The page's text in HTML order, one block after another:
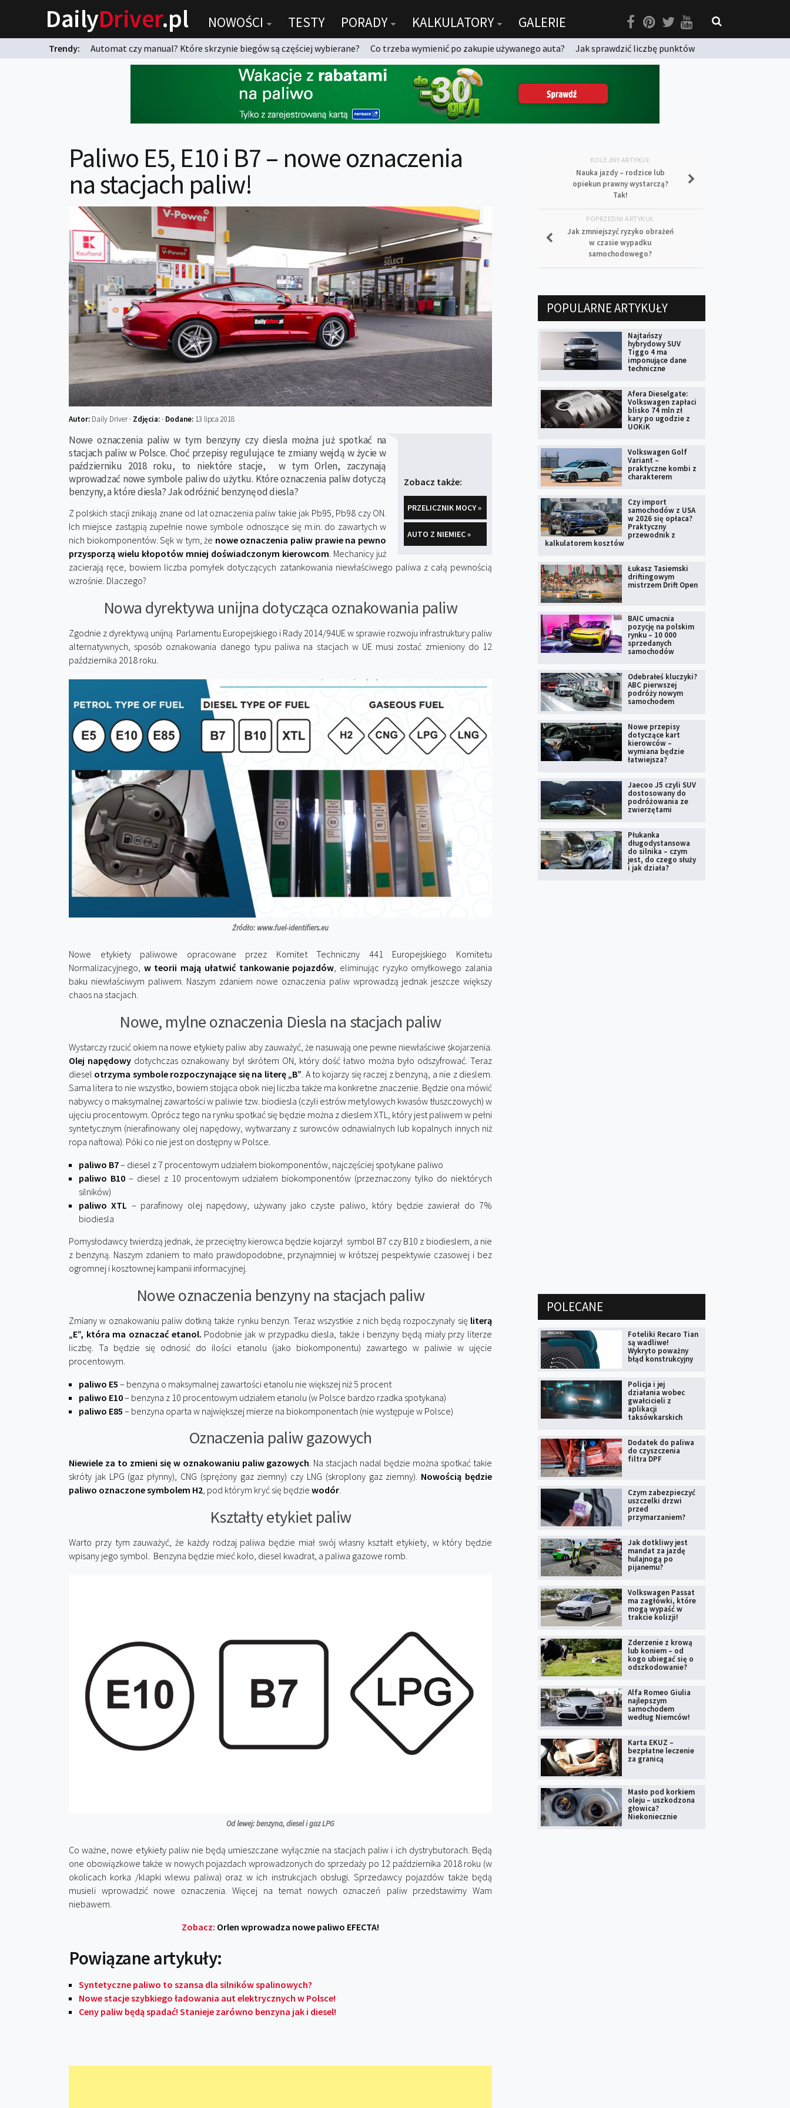
DailyDriver.pl NOWOŚCI TESTY PORADY KALKULATORY GALERIE
Trendy: Automat czy manual? Które skrzynie biegów są częściej wybierane? Co trzeba wymienić po zakupie używanego auta?
Jak sprawdzić liczbę punktów
Paliwo E5, E10 i B7 – nowe oznaczenia
na stacjach paliw!
Autor: Daily Driver · Zdjęcia: · Dodane: 13 lipca 2018
Zobacz także:
PRZELICZNIK MOCY »
AUTO Z NIEMIEC »
Nowe oznaczenia paliw w tym benzyny czy diesla można już spotkać na
stacjach paliw w Polsce. Choć przepisy regulujące te zmiany wejdą w życie w
październiku 2018 roku, to niektóre stacje, w tym Orlen, zaczynają
wprowadzać nowe symbole paliw do użytku. Które oznaczenia paliw dotyczą
benzyny, a które diesla? Jak odróżnić benzynę od diesla?
Z polskich stacji znikają znane od lat oznaczenia paliw takie jak Pb95, Pb98 czy ON.
Ich miejsce zastąpią zupełnie nowe symbole odnoszące się m.in. do zawartych w
nich biokomponentów. Sęk w tym, że nowe oznaczenia paliw prawie na pewno
przysporzą wielu kłopotów mniej doświadczonym kierowcom. Mechanicy już
zacierają ręce, bowiem liczba pomyłek dotyczących zatankowania niewłaściwego paliwa z całą pewnością
wzrośnie. Dlaczego?
Nowa dyrektywa unijna dotycząca oznakowania paliw
Zgodnie z dyrektywą unijną Parlamentu Europejskiego i Rady 2014/94UE w sprawie rozwoju infrastruktury paliw
alternatywnych, sposób oznakowania danego typu paliwa na stacjach w UE musi zostać zmieniony do 12
października 2018 roku.
Źródło: www.fuel-identifiers.eu
Nowe etykiety paliwowe opracowane przez Komitet Techniczny 441 Europejskiego Komitetu
Normalizacyjnego, w teorii mają ułatwić tankowanie pojazdów, eliminując ryzyko omyłkowego zalania
baku niewłaściwym paliwem. Naszym zdaniem nowe oznaczenia paliw wprowadzą jednak jeszcze większy
chaos na stacjach.
Nowe, mylne oznaczenia Diesla na stacjach paliw
Wystarczy rzucić okiem na nowe etykiety paliw aby zauważyć, że nasuwają one pewne niewłaściwe skojarzenia.
Olej napędowy dotychczas oznakowany był skrótem ON, który dość łatwo można było odszyfrować. Teraz
diesel otrzyma symbole rozpoczynające się na literę „B”. A to kojarzy się raczej z benzyną, a nie z dieslem.
Sama litera to nie wszystko, bowiem stojąca obok niej liczba także ma konkretne znaczenie. Będzie ona mówić
nabywcy o maksymalnej zawartości w paliwie tzw. biodiesla (czyli estrów metylowych kwasów tłuszczowych) w
ujęciu procentowym. Oprócz tego na rynku spotkać się będzie można z dieslem XTL, który jest paliwem w pełni
syntetycznym (nierafinowany olej napędowy, wytwarzany z surowców odnawialnych lub kopalnych innych niż
ropa naftowa). Póki co nie jest on dostępny w Polsce.
paliwo B7– diesel z 7 procentowym udziałem biokomponentów, najczęściej spotykane paliwo
paliwo B10– diesel z 10 procentowym udziałem biokomponentów (przeznaczony tylko do niektórych
silników)
paliwo XTL – parafinowy olej napędowy, używany jako czyste paliwo, który będzie zawierał do 7%
biodiesla
Pomysłodawcy twierdzą jednak, że przeciętny kierowca będzie kojarzył symbol B7 czy B10 z biodieslem, a nie
z benzyną. Naszym zdaniem to mało prawdopodobne, przynajmniej w krótszej pespektywie czasowej i bez
ogromnej i kosztownej kampanii informacyjnej.
Nowe oznaczenia benzyny na stacjach paliw
Zmiany w oznakowaniu paliw dotkną także rynku benzyn. Teraz wszystkie z nich będą rozpoczynały się literą
„E”, która ma oznaczać etanol. Podobnie jak w przypadku diesla, także i benzyny będą miały przy literze
liczbę. Ta będzie się odnosić do ilości etanolu (jako biokomponentu) zawartego w paliwie w ujęcie
procentowym.
paliwo E5 – benzyna o maksymalnej zawartości etanolu nie większej niż 5 procent
paliwo E10– benzyna z 10 procentowym udziałem etanolu (w Polsce bardzo rzadka spotykana)
paliwo E85 – benzyna oparta w największej mierze na biokomponentach (nie występuje w Polsce)
Oznaczenia paliw gazowych
Niewiele za to zmieni się w oznakowaniu paliw gazowych. Na stacjach nadal będzie można spotkać takie
skróty jak LPG (gaz płynny), CNG (sprężony gaz ziemny) czy LNG (skroplony gaz ziemny). Nowością będzie
paliwo oznaczone symbolem H2, pod którym kryć się będzie wodór.
Kształty etykiet paliw
Warto przy tym zauważyć, że każdy rodzaj paliwa będzie miał swój własny kształt etykiety, w który będzie
wpisany jego symbol. Benzyna będzie mieć koło, diesel kwadrat, a paliwa gazowe romb.
Od lewej: benzyna, diesel i gaz LPG
Co ważne, nowe etykiety paliw nie będą umieszczane wyłącznie na stacjach paliw i ich dystrybutorach. Będą
one obowiązkowe także w nowych pojazdach wprowadzonych do sprzedaży po 12 października 2018 roku (w
okolicach korka /klapki wlewu paliwa) oraz w ich instrukcjach obsługi. Sprzedawcy pojazdów także będą
musieli wprowadzić nowe oznaczenia. Więcej na temat nowych oznaczeń paliw przedstawimy Wam
niebawem.
Zobacz: Orlen wprowadza nowe paliwo EFECTA!
Powiązane artykuły:
Syntetyczne paliwo to szansa dla silników spalinowych?
Nowe stacje szybkiego ładowania aut elektrycznych w Polsce!
Ceny paliw będą spadać! Stanieje zarówno benzyna jak i diesel!
KOLEJNY ARTYKUŁ
Nauka jazdy – rodzice lub
opiekun prawny wystarczą?
Tak!
POPRZEDNI ARTYKUŁ
Jak zmniejszyć ryzyko obrażeń
w czasie wypadku
samochodowego?
POPULARNE ARTYKUŁY
Najtańszy
hybrydowy SUV
Tiggo 4 ma
imponujące dane
techniczne
Afera Dieselgate:
Volkswagen zapłaci
blisko 74 mln zł
kary po ugodzie z
UOKiK
Volkswagen Golf
Variant –
praktyczne kombi z
charakterem
Czy import
samochodów z USA
w 2026 się opłaca?
Praktyczny
przewodnik z
kalkulatorem kosztów
Łukasz Tasiemski
driftingowym
mistrzem Drift Open
BAIC umacnia
pozycję na polskim
rynku – 10 000
sprzedanych
samochodów
Odebrałeś kluczyki?
ABC pierwszej
podróży nowym
samochodem
Nowe przepisy
dotyczące kart
kierowców –
wymiana będzie
łatwiejsza?
Jaecoo J5 czyli SUV
dostosowany do
podróżowania ze
zwierzętami
Płukanka
długodystansowa
do silnika – czym
jest, do czego służy
i jak działa?
POLECANE
Foteliki Recaro Tian
są wadliwe!
Wykryto poważny
błąd konstrukcyjny
Policja i jej
działania wobec
gwałcicieli z
aplikacji
taksówkarskich
Dodatek do paliwa
do czyszczenia
filtra DPF
Czym zabezpieczyć
uszczelki drzwi
przed
przymarzaniem?
Jak dotkliwy jest
mandat za jazdę
hulajnogą po
pijanemu?
Volkswagen Passat
ma zagłówki, które
mogą wypaść w
trakcie kolizji!
Zderzenie z krową
lub koniem – od
kogo ubiegać się o
odszkodowanie?
Alfa Romeo Giulia
najlepszym
samochodem
według Niemców!
Karta EKUZ –
bezpłatne leczenie
za granicą
Masło pod korkiem
oleju – uszkodzona
głowica?
Niekoniecznie